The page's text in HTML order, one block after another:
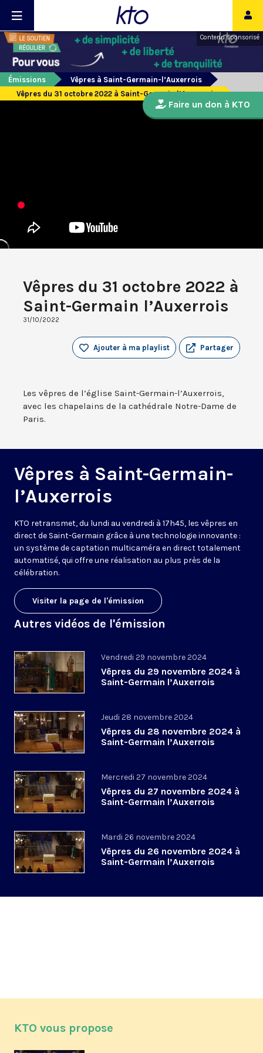
Contenu sponsorisé
Émissions
Vêpres à Saint-Germain-l’Auxerrois
Vêpres du 31 octobre 2022 à Saint-Germain l’Auxerrois
Vêpres du 31 octobre 2022 à
Saint-Germain l’Auxerrois
31/10/2022
Partager
Ajouter à ma playlist
Les vêpres de l’église Saint-Germain-l’Auxerrois,
avec les chapelains de la cathédrale Notre-Dame de
Paris.
Vêpres à Saint-Germain-
l’Auxerrois
KTO retransmet, du lundi au vendredi à 17h45, les vêpres en
direct de Saint-Germain grâce à une technologie innovante :
un système de captation multicaméra en direct totalement
automatisé, qui offre une réalisation au plus près de la
célébration.
Visiter la page de l'émission
Autres vidéos de l'émission
Vendredi 29 novembre 2024
Vêpres du 29 novembre 2024 à
Saint-Germain l’Auxerrois
Jeudi 28 novembre 2024
Vêpres du 28 novembre 2024 à
Saint-Germain l’Auxerrois
Mercredi 27 novembre 2024
Vêpres du 27 novembre 2024 à
Saint-Germain l’Auxerrois
Mardi 26 novembre 2024
Vêpres du 26 novembre 2024 à
Saint-Germain l’Auxerrois
Faire un don à KTO
KTO vous propose